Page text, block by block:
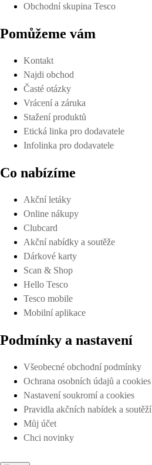
Obchodní skupina Tesco
Pomůžeme vám
Kontakt
Najdi obchod
Časté otázky
Vrácení a záruka
Stažení produktů
Etická linka pro dodavatele
Infolinka pro dodavatele
Co nabízíme
Akční letáky
Online nákupy
Clubcard
Akční nabídky a soutěže
Dárkové karty
Scan & Shop
Hello Tesco
Tesco mobile
Mobilní aplikace
Podmínky a nastavení
Všeobecné obchodní podmínky
Ochrana osobních údajů a cookies
Nastavení soukromí a cookies
Pravidla akčních nabídek a soutěží
Můj účet
Chci novinky